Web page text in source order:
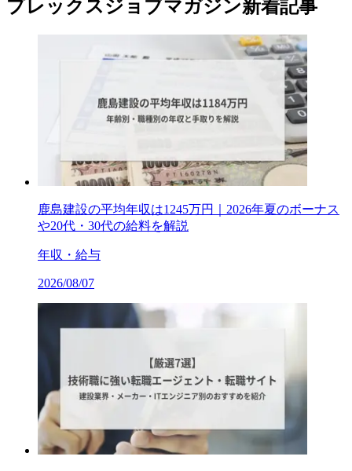
プレックスジョブマガジン新着記事
鹿島建設の平均年収は1245万円｜2026年夏のボーナス
や20代・30代の給料を解説
年収・給与
2026/08/07